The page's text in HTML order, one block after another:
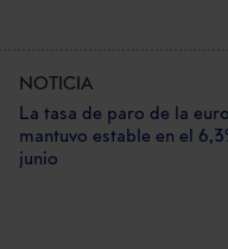
NOTICIA
La tasa de paro de la
mantuvo estable en el
junio